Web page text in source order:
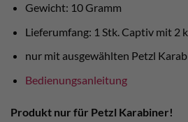
Gewicht: 10 Gramm
Lieferumfang: 1 Stk. Captiv mit 2
nur mit ausgewählten Petzl
Bedienungsanleitung
Produkt nur für Petzl Karabiner!